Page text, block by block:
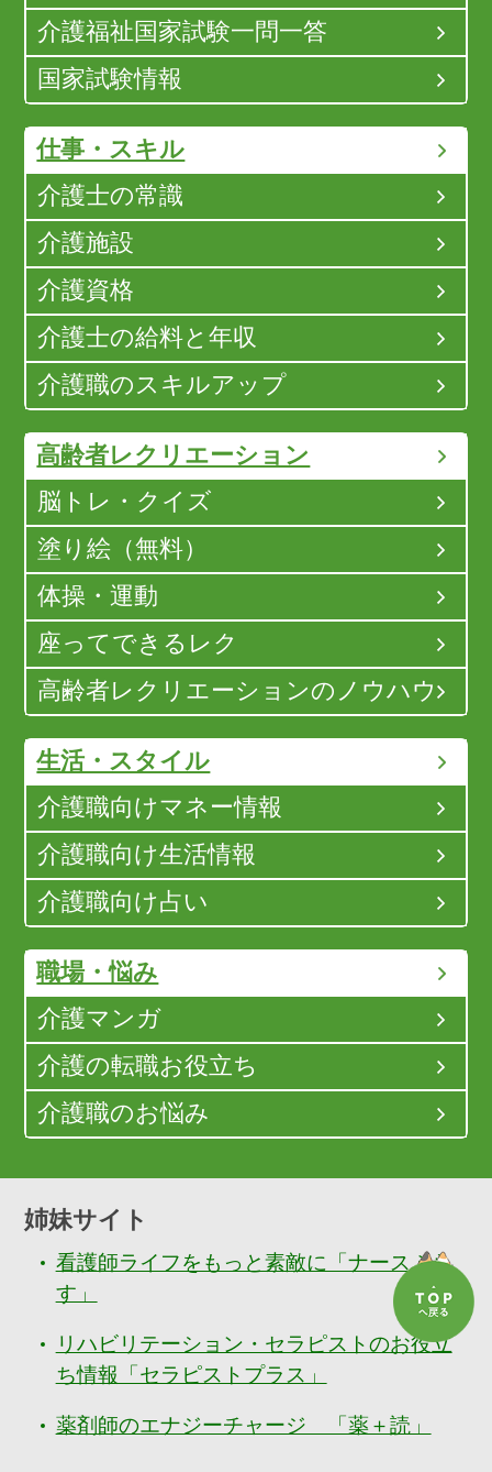
介護福祉国家試験一問一答
国家試験情報
仕事・スキル
介護士の常識
介護施設
介護資格
介護士の給料と年収
介護職のスキルアップ
高齢者レクリエーション
脳トレ・クイズ
塗り絵（無料）
体操・運動
座ってできるレク
高齢者レクリエーションのノウハウ
生活・スタイル
介護職向けマネー情報
介護職向け生活情報
介護職向け占い
職場・悩み
介護マンガ
介護の転職お役立ち
介護職のお悩み
姉妹サイト
看護師ライフをもっと素敵に「ナースぷら
す」
リハビリテーション・セラピストのお役立
ち情報「セラピストプラス」
薬剤師のエナジーチャージ 「薬＋読」